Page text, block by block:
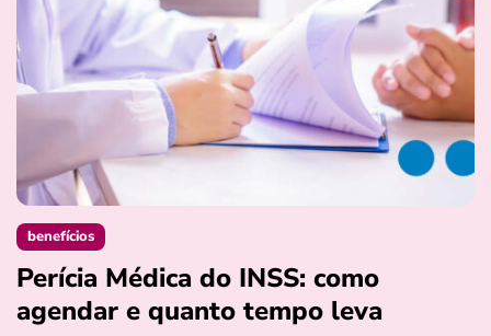
benefícios
Perícia Médica do INSS: como
agendar e quanto tempo leva